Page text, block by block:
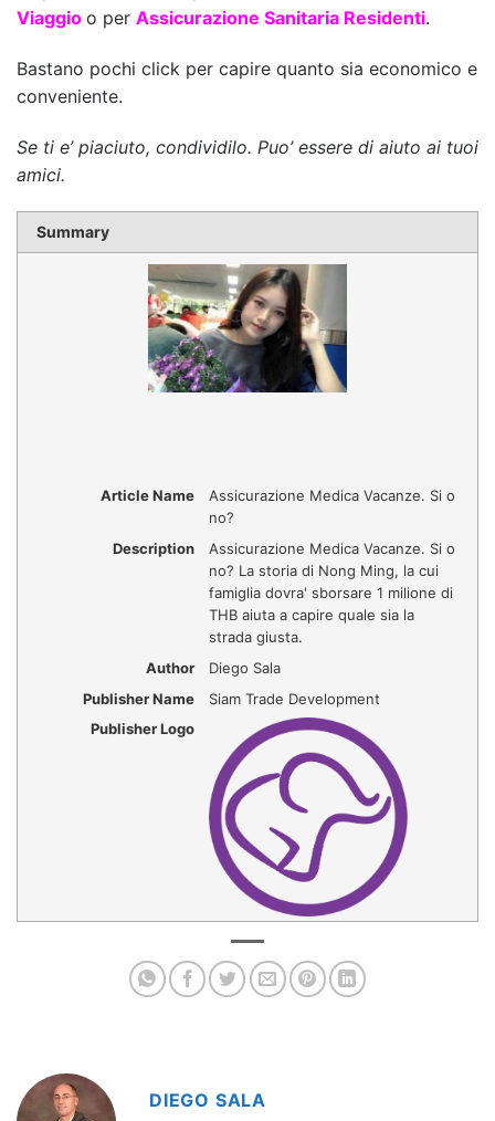
Viaggio o per Assicurazione Sanitaria Residenti.
Bastano pochi click per capire quanto sia economico e
conveniente.
Se ti e’ piaciuto, condividilo. Puo’ essere di aiuto ai tuoi
amici.
Summary
Article Name
Assicurazione Medica Vacanze. Si o
no?
Description
Assicurazione Medica Vacanze. Si o
no? La storia di Nong Ming, la cui
famiglia dovra' sborsare 1 milione di
THB aiuta a capire quale sia la
strada giusta.
Author
Diego Sala
Publisher Name
Siam Trade Development
Publisher Logo
DIEGO SALA